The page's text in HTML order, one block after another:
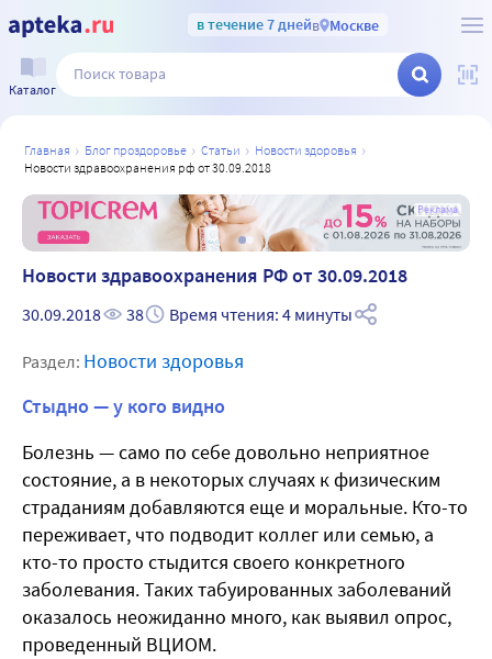
в течение 7 днейв Москве
Каталог
главная блог проздоровье статьи
новости здоровья
новости здравоохранения рф от 30.09.2018
Реклама
Новости здравоохранения РФ от 30.09.2018
30.09.2018 38 Время чтения: 4 минуты
Раздел: Новости здоровья
Стыдно — у кого видно
Болезнь — само по себе довольно неприятное
состояние, а в некоторых случаях к физическим
страданиям добавляются еще и моральные. Кто-то
переживает, что подводит коллег или семью, а
кто-то просто стыдится своего конкретного
заболевания. Таких табуированных заболеваний
оказалось неожиданно много, как выявил опрос,
проведенный ВЦИОМ.